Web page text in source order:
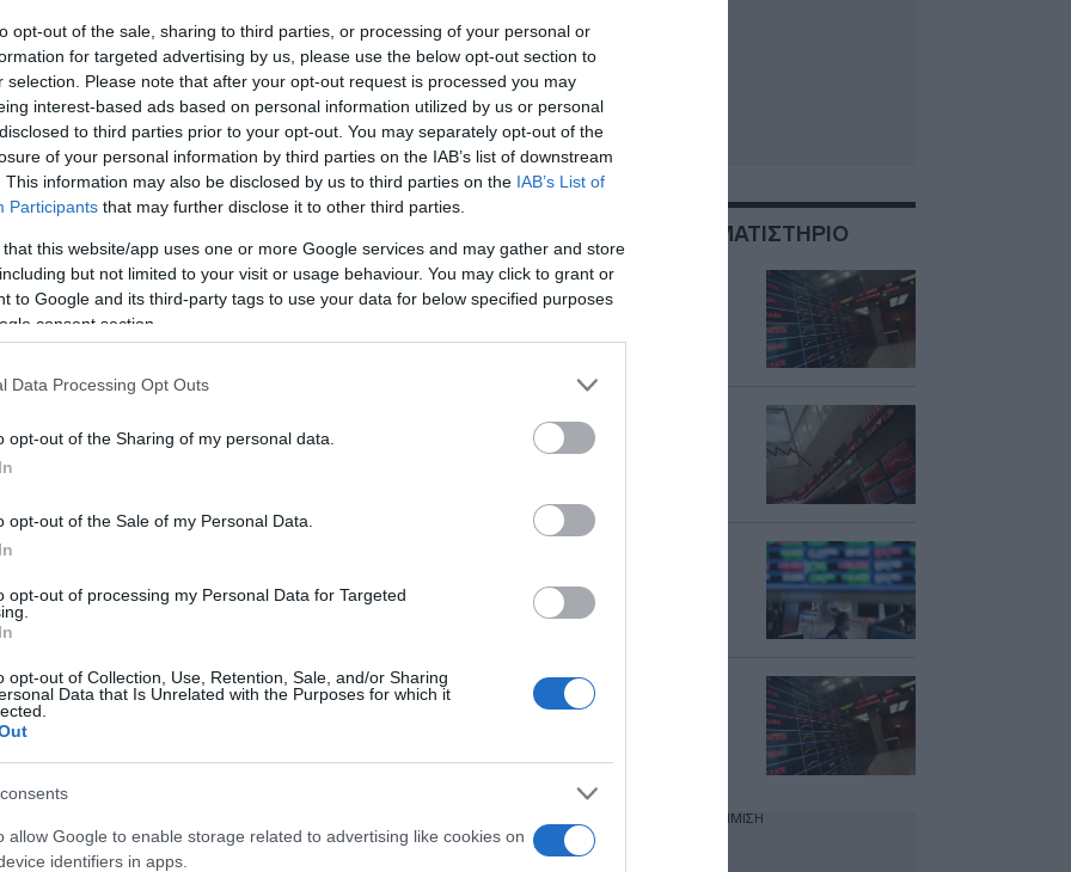
opt-out of the sale, sharing to third parties, or processing of your personal or
for targeted advertising by us, please use the below opt-out section to
selection. Please note that after your opt-out request is processed you may
interest-based ads based on personal information utilized by us or personal
to third parties prior to your opt-out. You may separately opt-out of the
of your personal information by third parties on the IAB’s list of downstream
This information may also be disclosed by us to third parties on the IAB’s List of
Participants that may further disclose it to other third parties.
that this website/app uses one or more Google services and may gather and store
but not limited to your visit or usage behaviour. You may click to grant or
to Google and its third-party tags to use your data for below specified purposes
consent section.
Data Processing Opt Outs
opt-out of the Sharing of my personal data.
opt-out of the Sale of my Personal Data.
opt-out of processing my Personal Data for Targeted
opt-out of Collection, Use, Retention, Sale, and/or Sharing
Data that Is Unrelated with the Purposes for which it
allow Google to enable storage related to advertising like cookies on
identifiers in apps.
στα 62,25 εκατ. ευρώ.
ενισχύεται σε ποσοστό 0,23%.
(+2,67%), της Εθνικής (+2,46%), της
(+2,37%).
ΣΧΕΤΙΚΑ ΜΕ:ΧΡΗΜΑΤΙΣΤΗΡΙΟ
Χρηματιστήριο-
Κλείσιμο: Άνοδος
Χρηματιστήριο:
Κλείσιμο με άνοδο
1,15% – Στα 317,63
εκατ. ευρώ ο τζίρος
Χρηματιστήριο:
Έκλεισε με πτώση
εκατ. ευρώ ο τζίρος
ΔΙΑΦΗΜΙΣΗ